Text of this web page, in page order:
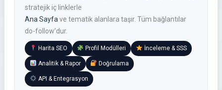
stratejik iç linklerle
Ana Sayfa ve tematik alanlara taşır. Tüm bağlantılar
do-follow’dur.
Harita SEO Profil Modülleri İnceleme & SSS
Analitik & Rapor Doğrulama
API & Entegrasyon